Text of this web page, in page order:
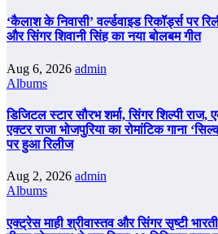
‘कैलाश के निवासी’ वर्ल्डवाइड रिकॉर्ड्स पर
और सिंगर शिवानी सिंह का नया बोलबम गीत
Aug 6, 2026 admin
Albums
डिजिटल स्टार सौरभ शर्मा, सिंगर शिल्पी राज,
एक्टर राजा भोजपुरिया का रोमांटिक गाना
पर हुआ रिलीज
Aug 2, 2026 admin
Albums
एक्ट्रेस माही श्रीवास्तव और सिंगर सृष्टी